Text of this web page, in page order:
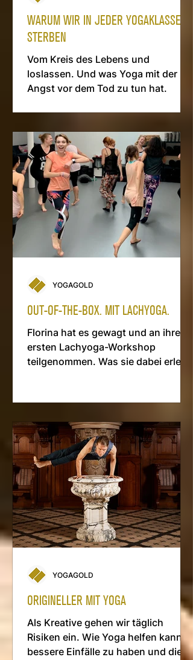
WARUM WIR IN JEDER YOGAKLASSE
STERBEN
Vom Kreis des Lebens und
loslassen. Und was Yoga mit der
Angst vor dem Tod zu tun hat.
OUT-OF-THE-BOX. MIT LACHYOGA.
Florina hat es gewagt und an ihrem
ersten Lachyoga-Workshop
teilgenommen. Was sie dabei erlebt
YOGAGOLD
ORIGINELLER MIT YOGA
Als Kreative gehen wir täglich
Risiken ein. Wie Yoga helfen kann,
bessere Einfälle ­zu haben und diese
YOGAGOLD